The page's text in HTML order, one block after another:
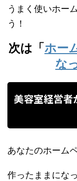
うまく使いホー
う！
次は「ホー
な
美容室経営
あなたのホーム
作ったままにな